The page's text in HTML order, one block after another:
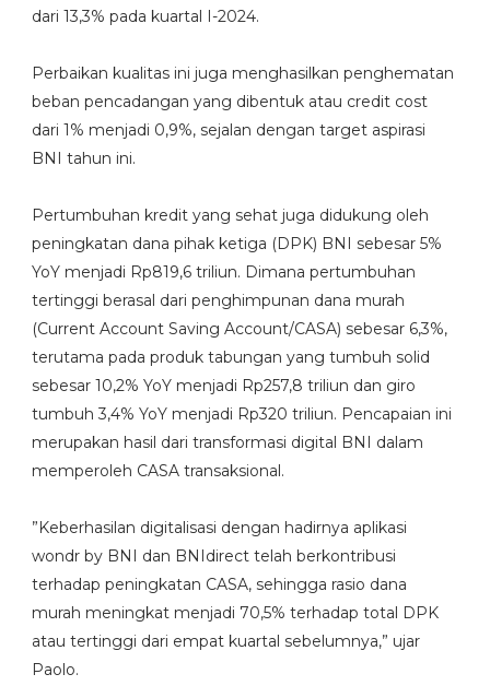
dari 13,3% pada kuartal I-2024.
Perbaikan kualitas ini juga menghasilkan penghematan
beban pencadangan yang dibentuk atau credit cost
dari 1% menjadi 0,9%, sejalan dengan target aspirasi
BNI tahun ini.
Pertumbuhan kredit yang sehat juga didukung oleh
peningkatan dana pihak ketiga (DPK) BNI sebesar 5%
YoY menjadi Rp819,6 triliun. Dimana pertumbuhan
tertinggi berasal dari penghimpunan dana murah
(Current Account Saving Account/CASA) sebesar 6,3%,
terutama pada produk tabungan yang tumbuh solid
sebesar 10,2% YoY menjadi Rp257,8 triliun dan giro
tumbuh 3,4% YoY menjadi Rp320 triliun. Pencapaian ini
merupakan hasil dari transformasi digital BNI dalam
memperoleh CASA transaksional.
”Keberhasilan digitalisasi dengan hadirnya aplikasi
wondr by BNI dan BNIdirect telah berkontribusi
terhadap peningkatan CASA, sehingga rasio dana
murah meningkat menjadi 70,5% terhadap total DPK
atau tertinggi dari empat kuartal sebelumnya,” ujar
Paolo.